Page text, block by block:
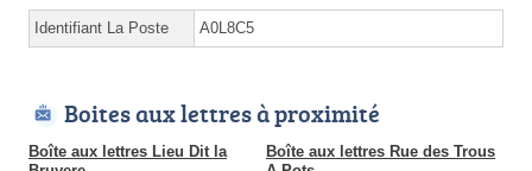
Identifiant La Poste A0L8C5
Boites aux lettres à proximité
Boîte aux lettres Lieu Dit la
Boîte aux lettres Rue des Trous